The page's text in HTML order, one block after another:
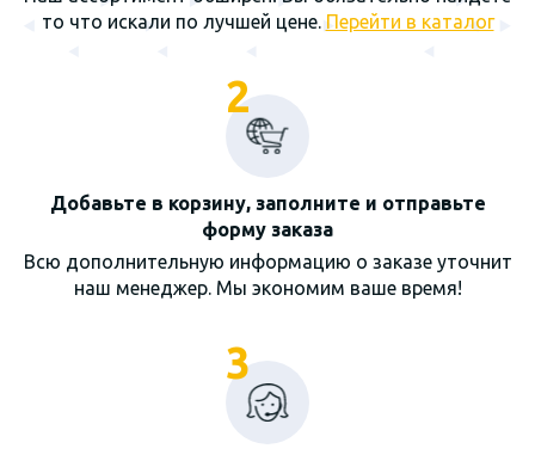
то что искали по лучшей цене. Перейти в каталог
2
Добавьте в корзину, заполните и отправьте
форму заказа
Всю дополнительную информацию о заказе уточнит
наш менеджер. Мы экономим ваше время!
3